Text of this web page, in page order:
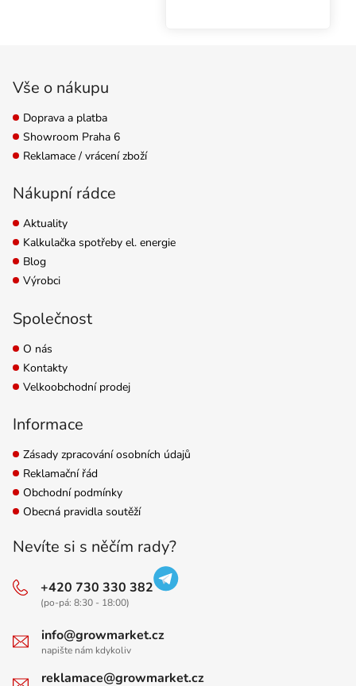
Vše o nákupu
Doprava a platba
Showroom Praha 6
Reklamace / vrácení zboží
Nákupní rádce
Aktuality
Kalkulačka spotřeby el. energie
Blog
Výrobci
Společnost
O nás
Kontakty
Velkoobchodní prodej
Informace
Zásady zpracování osobních údajů
Reklamační řád
Obchodní podmínky
Obecná pravidla soutěží
Nevíte si s něčím rady?
+420 730 330 382
(po-pá: 8:30 - 18:00)
info@growmarket.cz
napište nám kdykoliv
reklamace@growmarket.cz